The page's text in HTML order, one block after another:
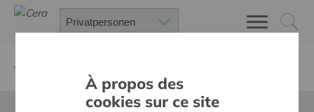
À propos des
cookies sur ce site